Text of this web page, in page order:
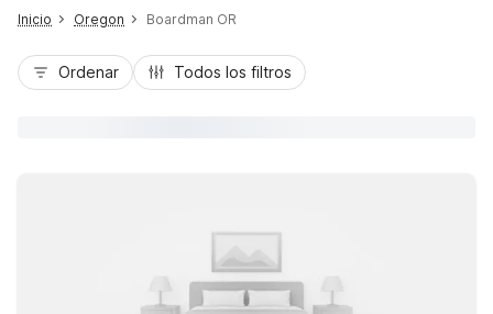
Inicio Oregon Boardman OR
Ordenar Todos los filtros